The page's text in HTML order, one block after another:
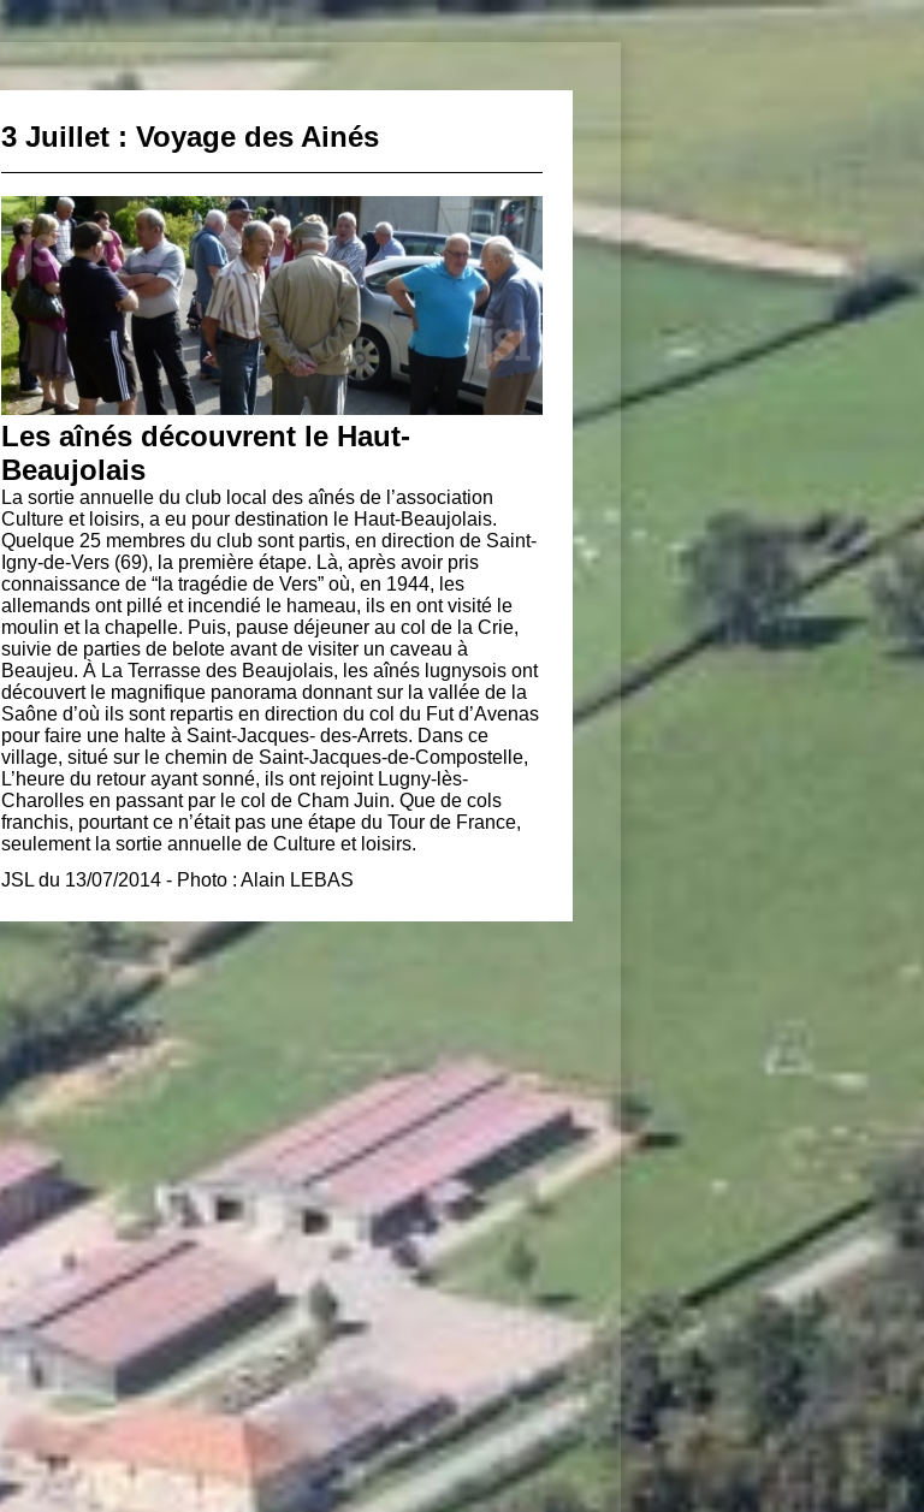
3 Juillet : Voyage des Ainés
Les aînés découvrent le Haut-
Beaujolais
La sortie annuelle du club local des aînés de l’association
Culture et loisirs, a eu pour destination le Haut-Beaujolais.
Quelque 25 membres du club sont partis, en direction de Saint-
Igny-de-Vers (69), la première étape. Là, après avoir pris
connaissance de “la tragédie de Vers” où, en 1944, les
allemands ont pillé et incendié le hameau, ils en ont visité le
moulin et la chapelle. Puis, pause déjeuner au col de la Crie,
suivie de parties de belote avant de visiter un caveau à
Beaujeu. À La Terrasse des Beaujolais, les aînés lugnysois ont
découvert le magnifique panorama donnant sur la vallée de la
Saône d’où ils sont repartis en direction du col du Fut d’Avenas
pour faire une halte à Saint-Jacques- des-Arrets. Dans ce
village, situé sur le chemin de Saint-Jacques-de-Compostelle,
L’heure du retour ayant sonné, ils ont rejoint Lugny-lès-
Charolles en passant par le col de Cham Juin. Que de cols
franchis, pourtant ce n’était pas une étape du Tour de France,
seulement la sortie annuelle de Culture et loisirs.
JSL du 13/07/2014 - Photo : Alain LEBAS